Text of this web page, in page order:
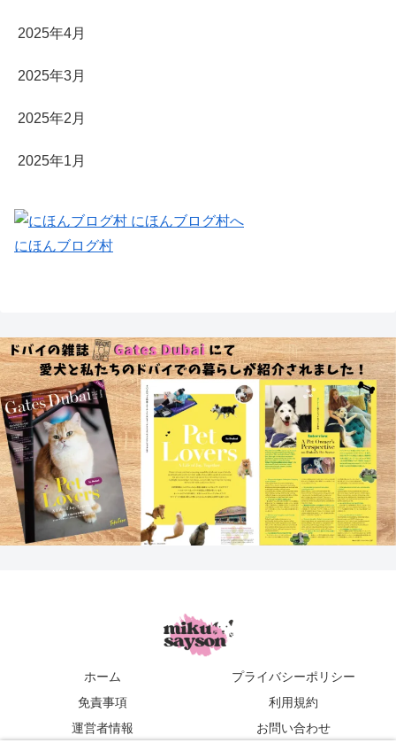
2025年4月
2025年3月
2025年2月
2025年1月
にほんブログ村
ホーム
プライバシーポリシー
免責事項
利用規約
運営者情報
お問い合わせ